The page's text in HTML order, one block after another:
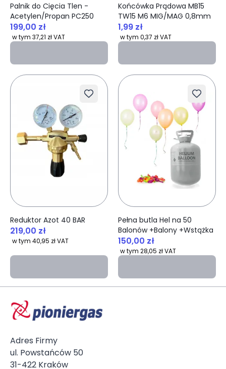
Palnik do Cięcia Tlen -
Acetylen/Propan PC250
199,00 zł
w tym 37,21 zł VAT
Końcówka Prądowa MB15
TW15 M6 MIG/MAG 0,8mm
1,99 zł
w tym 0,37 zł VAT
Reduktor Azot 40 BAR
219,00 zł
w tym 40,95 zł VAT
Pełna butla Hel na 50
Balonów +Balony +Wstążka
150,00 zł
w tym 28,05 zł VAT
Adres Firmy
ul. Powstańców 50
31-422 Kraków